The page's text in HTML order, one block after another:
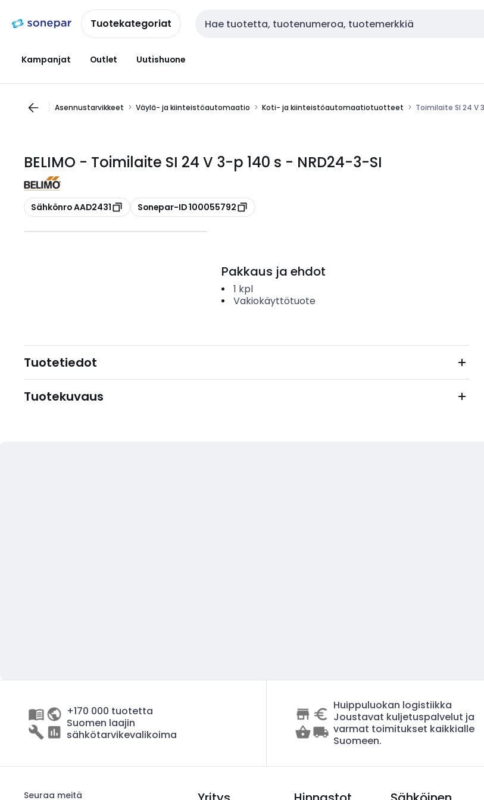
navigointiinsisältöönTuotekategoriat Haku
Kampanjat Outlet Uutishuone
Asennustarvikkeet Väylä- ja kiinteistöautomaatio Koti- ja kiinteistöautomaatiotuotteet Toimilaite SI 24 V
BELIMO - Toimilaite SI 24 V 3-p 140 s - NRD24-3-SI
Kopioi
Sähkönro AAD2431 Kopioi
Sonepar-ID 100055792
Pakkaus ja ehdot
1 kpl
Vakiokäyttötuote
Tuotetiedot
Tuotekuvaus
+170 000 tuotetta
Suomen laajin
sähkötarvikevalikoima
Huippuluokan logistiikka
Joustavat kuljetuspalvelut ja
varmat toimitukset kaikkialle
Suomeen.
Seuraa meitä